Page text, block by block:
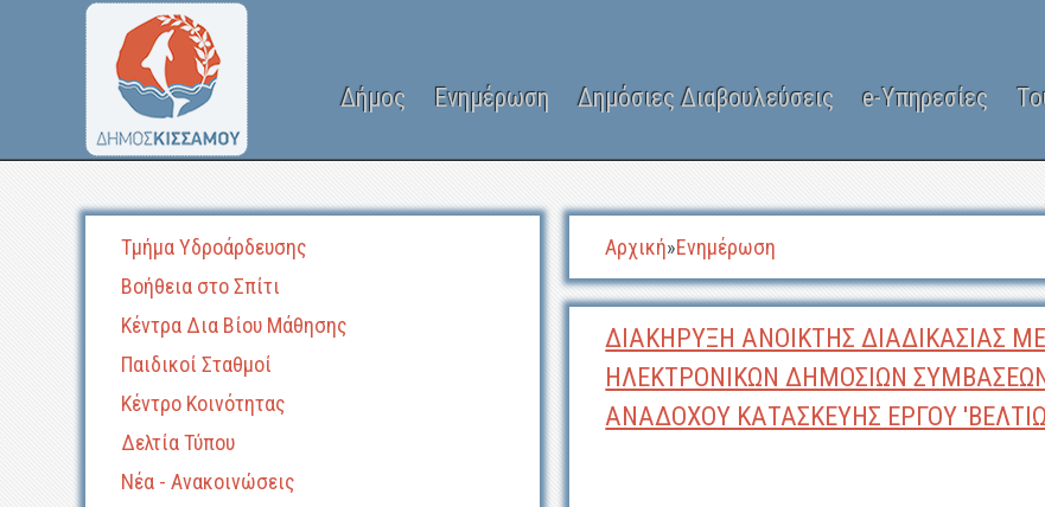
Δήμος Ενημέρωση Δημόσιες Διαβουλεύσεις e-Υπηρεσίες
Τμήμα Υδροάρδευσης
Βοήθεια στο Σπίτι
Κέντρα Δια Βίου Μάθησης
Παιδικοί Σταθμοί
Κέντρο Κοινότητας
Δελτία Τύπου
Νέα - Ανακοινώσεις
Αρχική»Ενημέρωση
ΔΙΑΚΗΡΥΞΗ ΑΝΟΙΚΤΗΣ ΔΙΑΔΙΚΑΣΙΑΣ
ΗΛΕΚΤΡΟΝΙΚΩΝ ΔΗΜΟΣΙΩΝ
ΑΝΑΔΟΧΟΥ ΚΑΤΑΣΚΕΥΗΣ ΕΡΓΟΥ